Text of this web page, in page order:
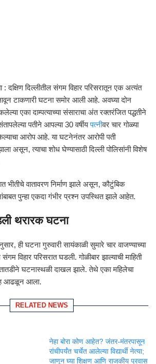
: दक्षिण दिल्लीतील संगम विहार परिसरातून एक अत्यंत
टाकणारी घटना समोर आली आहे. अवघ्या दोन
एका दाम्पत्याच्या संसाराचा अंत रक्तरंजित पद्धतीने
पतीने आपल्या 30 वर्षीयपत्नीवर चार गोळ्या
आरोप आहे. या घटनेनंतर आरोपी पती
असून, त्याचा शोध घेण्यासाठी दिल्ली पोलिसांनी विशेष
भीतीचे वातावरण निर्माण झाले असून, कौटुंबिक
पुन्हा एकदा गंभीर प्रश्न उपस्थित झाले आहेत.
थरारक घटना
ही घटना गुरुवारी सायंकाळी सुमारे चार वाजण्याच्या
विहार परिसरात घडली. गोळीबार झाल्याची माहिती
घटनास्थळी दाखल झाले. तेथे एका महिलेचा
आढळून आला.
RELATED NEWS
नेहा बोरा कोण आहेत? जंतर-मंतरपासून
रांचीपर्यंत चर्चेत आलेल्या विद्यार्थी नेत्या;
जाणून घ्या शिक्षण आणि राजकीय प्रवास